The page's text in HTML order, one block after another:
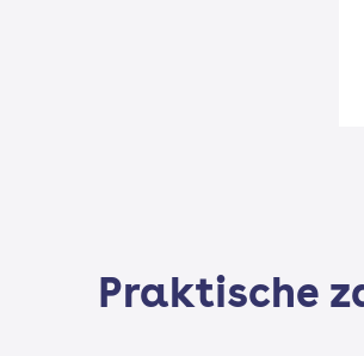
Praktische